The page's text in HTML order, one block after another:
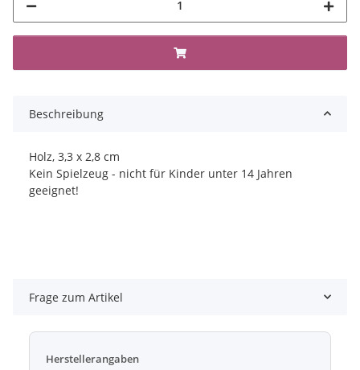
Beschreibung
Holz, 3,3 x 2,8 cm
Kein Spielzeug - nicht für Kinder unter 14 Jahren
geeignet!
Frage zum Artikel
Herstellerangaben